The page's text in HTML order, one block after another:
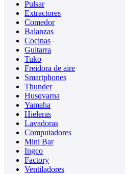
Pulsar
Extractores
Comedor
Balanzas
Cocinas
Guitarra
Tuko
Freidora de aire
Smartphones
Thunder
Husqvarna
Yamaha
Hieleras
Lavadoras
Computadores
Mini Bar
Ingco
Factory
Ventiladores